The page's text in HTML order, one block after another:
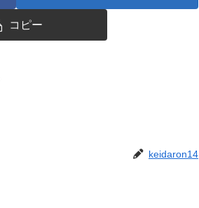
コピー
keidaron14